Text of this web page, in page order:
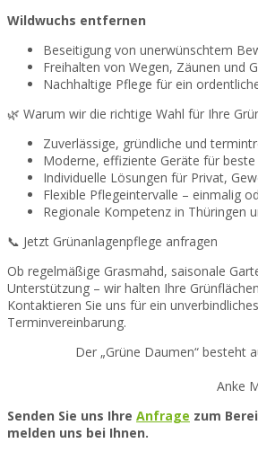
Wildwuchs entfernen
Beseitigung von unerwünschtem
Freihalten von Wegen, Zäunen und
Nachhaltige Pflege für ein
🌿 Warum wir die richtige Wahl für Ihre
Zuverlässige, gründliche und
Moderne, effiziente Geräte für beste
Individuelle Lösungen für Privat,
Flexible Pflegeintervalle – einmalig
Regionale Kompetenz in Thüringen
📞 Jetzt Grünanlagenpflege anfragen
Ob regelmäßige Grasmahd, saisonale
Unterstützung – wir halten Ihre
Kontaktieren Sie uns für ein
Terminvereinbarung.
Der „Grüne Daumen“ besteht
Anke
Senden Sie uns Ihre Anfrage zum
melden uns bei Ihnen.